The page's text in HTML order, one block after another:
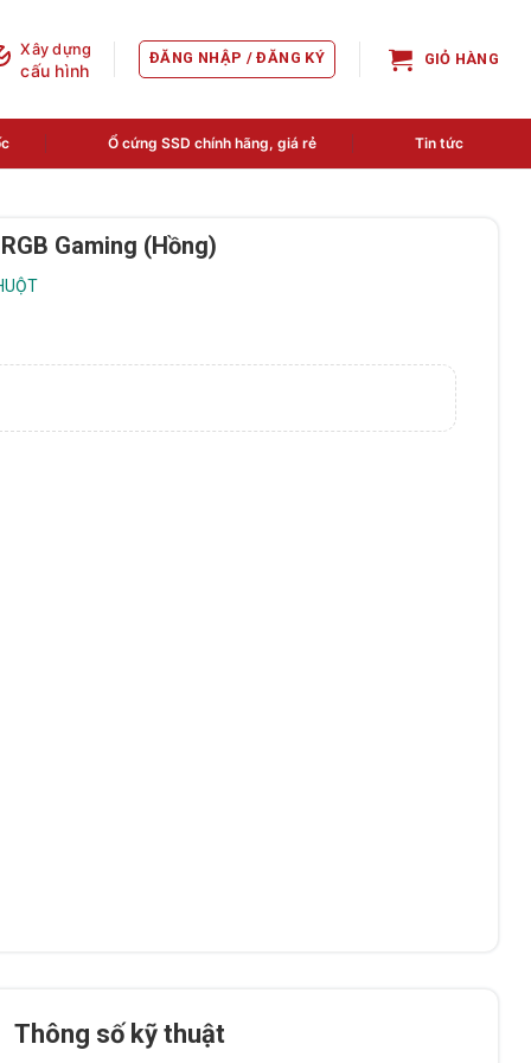
Xây dựng
cấu hình
ĐĂNG NHẬP / ĐĂNG KÝ GIỎ HÀNG
Ổ cứng SSD chính hãng, giá rẻ Tin tức
Gaming (Hồng)
Thông số kỹ thuật